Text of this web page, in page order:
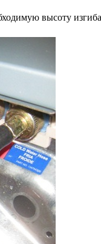
высоту изгиба